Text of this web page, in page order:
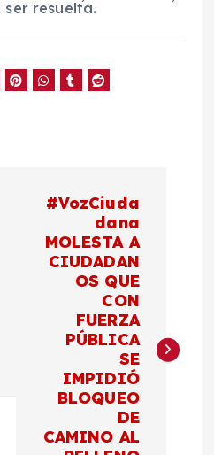
ser resuelta.
#VozCiuda
dana
MOLESTA A
CIUDADAN
OS QUE
CON
FUERZA
PÚBLICA
SE
IMPIDIÓ
BLOQUEO
DE
CAMINO AL